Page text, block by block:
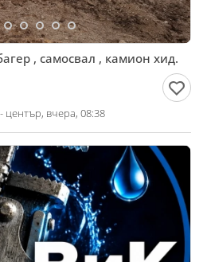
, самосвал , камион хид.
център, вчера, 08:38